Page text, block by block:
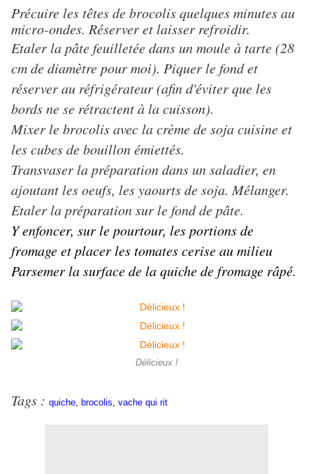
Précuire les têtes de brocolis quelques minutes au
micro-ondes. Réserver et laisser refroidir.
Etaler la pâte feuilletée dans un moule à tarte (28
cm de diamètre pour moi). Piquer le fond et
réserver au réfrigérateur (afin d'éviter que les
bords ne se rétractent à la cuisson).
Mixer le brocolis avec la crème de soja cuisine et
les cubes de bouillon émiettés.
Transvaser la préparation dans un saladier, en
ajoutant les oeufs, les yaourts de soja. Mélanger.
Etaler la préparation sur le fond de pâte.
Y enfoncer, sur le pourtour, les portions de
fromage et placer les tomates cerise au milieu
Parsemer la surface de la quiche de fromage râpé.
Délicieux !
Tags : quiche, brocolis, vache qui rit